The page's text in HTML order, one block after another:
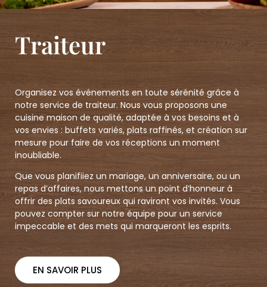
Traiteur
Organisez vos événements en toute sérénité grâce à
notre service de traiteur. Nous vous proposons une
cuisine maison de qualité, adaptée à vos besoins et à
vos envies : buffets variés, plats raffinés, et création sur
mesure pour faire de vos réceptions un moment
inoubliable.
Que vous planifiiez un mariage, un anniversaire, ou un
repas d’affaires, nous mettons un point d’honneur à
offrir des plats savoureux qui raviront vos invités. Vous
pouvez compter sur notre équipe pour un service
impeccable et des mets qui marqueront les esprits.
EN SAVOIR PLUS